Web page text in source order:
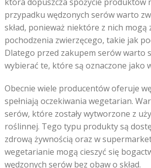
przypadku wędzonych serów warto
skład, ponieważ niektóre z nich mogą
pochodzenia zwierzęcego, takie jak
Dlatego przed zakupem serów warto
wybierać te, które są oznaczone jako
Obecnie wiele producentów oferuje
spełniają oczekiwania wegetarian.
serów, które zostały wytworzone z
roślinnej. Tego typu produkty są
zdrową żywnością oraz w
wegetarianie mogą cieszyć się
wędzonych serów bez obaw o skład.